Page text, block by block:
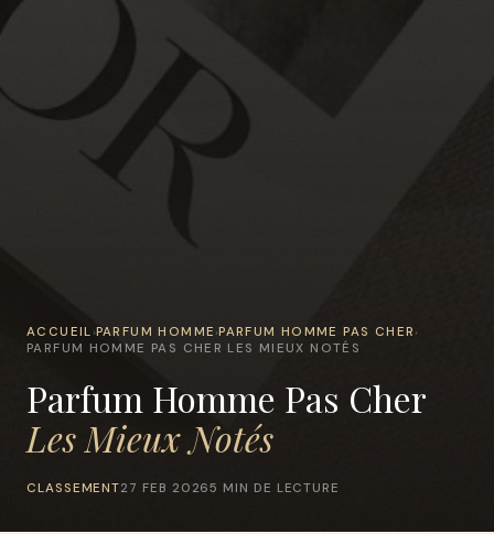
ACCUEIL ›PARFUM HOMME ›PARFUM HOMME PAS CHER ›
PARFUM HOMME PAS CHER LES MIEUX NOTÉS
Parfum Homme Pas Cher
Les Mieux Notés
CLASSEMENT27 FEB 20265 MIN DE LECTURE